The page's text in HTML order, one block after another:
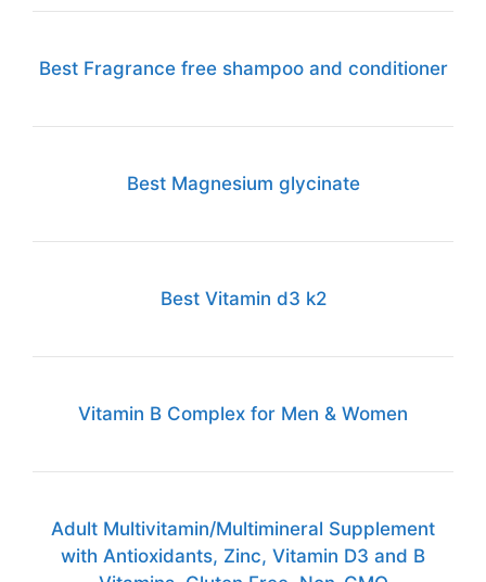
Best Fragrance free shampoo and conditioner
Best Magnesium glycinate
Best Vitamin d3 k2
Vitamin B Complex for Men & Women
Adult Multivitamin/Multimineral Supplement
with Antioxidants, Zinc, Vitamin D3 and B